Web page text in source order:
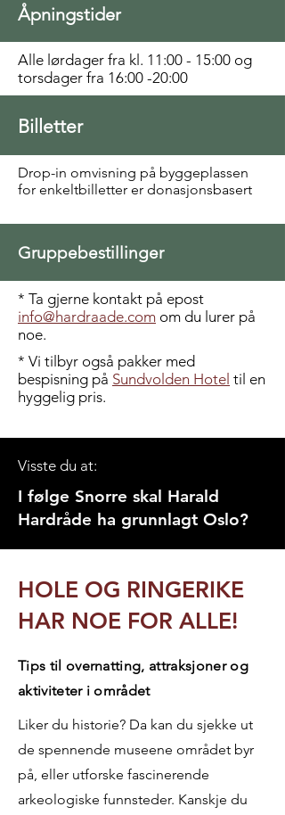
Åpningstider
Alle lørdager fra kl. 11:00 - 15:00 og
torsdager fra 16:00 -20:00
Billetter
Drop-in omvisning på byggeplassen
for enkeltbilletter er donasjonsbasert
Gruppebestillinger
* Ta gjerne kontakt på epost
info@hardraade.com om du lurer på
noe.
* Vi tilbyr også pakker med
bespisning på Sundvolden Hotel til en
hyggelig pris.
Visste du at:
I følge Snorre skal Harald
Hardråde ha grunnlagt Oslo?
HOLE OG RINGERIKE
HAR NOE FOR ALLE!
Tips til overnatting, attraksjoner og
aktiviteter i området
Liker du historie? Da kan du sjekke ut
de spennende museene området byr
på, eller utforske fascinerende
arkeologiske funnsteder. Kanskje du